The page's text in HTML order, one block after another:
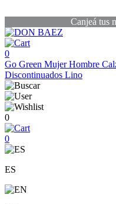
Canjeá tus
0
Go Green MujerHombre
Discontinuados Lino
0
0
ES